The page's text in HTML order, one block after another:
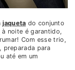
jaqueta do conjunto
à noite é garantido,
Com esse trio,
preparada para
até em um